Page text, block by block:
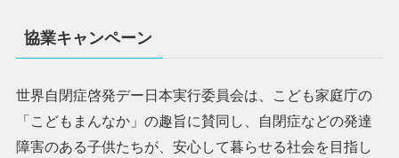
協業キャンペーン
世界自閉症啓発デー日本実行委員会は、こども家庭庁の
「こどもまんなか」の趣旨に賛同し、自閉症などの発達
障害のある子供たちが、安心して暮らせる社会を目指し